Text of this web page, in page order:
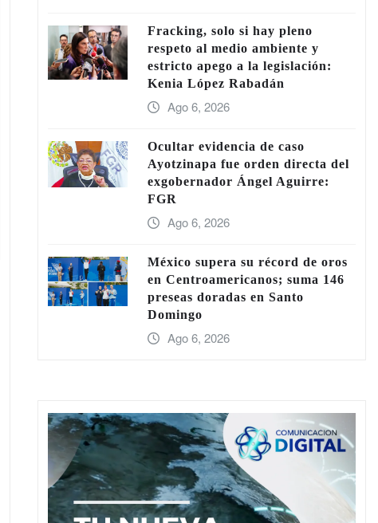
Fracking, solo si hay pleno
respeto al medio ambiente y
estricto apego a la legislación:
Kenia López Rabadán
Ago 6, 2026
Ocultar evidencia de caso
Ayotzinapa fue orden directa del
exgobernador Ángel Aguirre:
FGR
Ago 6, 2026
México supera su récord de oros
en Centroamericanos; suma 146
preseas doradas en Santo
Domingo
Ago 6, 2026